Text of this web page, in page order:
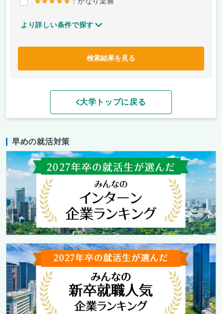
より詳しい条件で探す
検索結果を見る
大学トップに戻る
早めの就活対策